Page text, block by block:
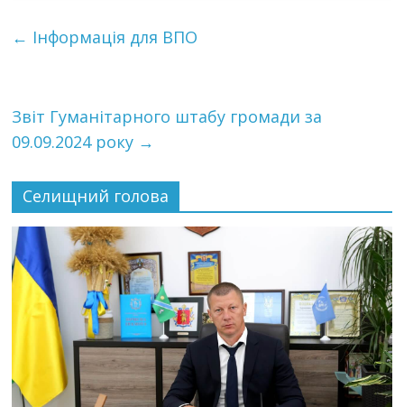
← Інформація для ВПО
Звіт Гуманітарного штабу громади за
09.09.2024 року →
Селищний голова